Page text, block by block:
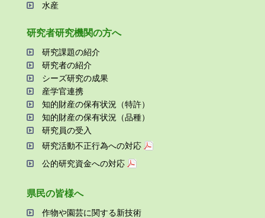
⽔産
研究者研究機関の⽅へ
研究課題の紹介
研究者の紹介
シーズ研究の成果
産学官連携
知的財産の保有状況（特許）
知的財産の保有状況（品種）
研究員の受⼊
研究活動不正⾏為への対応
公的研究資金への対応
県⺠の皆様へ
作物や園芸に関する新技術